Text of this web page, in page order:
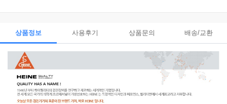
상품정보 사용후기 상품문의 배송/교환